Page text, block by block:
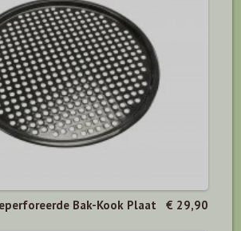
Bak-Kook Plaat € 29,90